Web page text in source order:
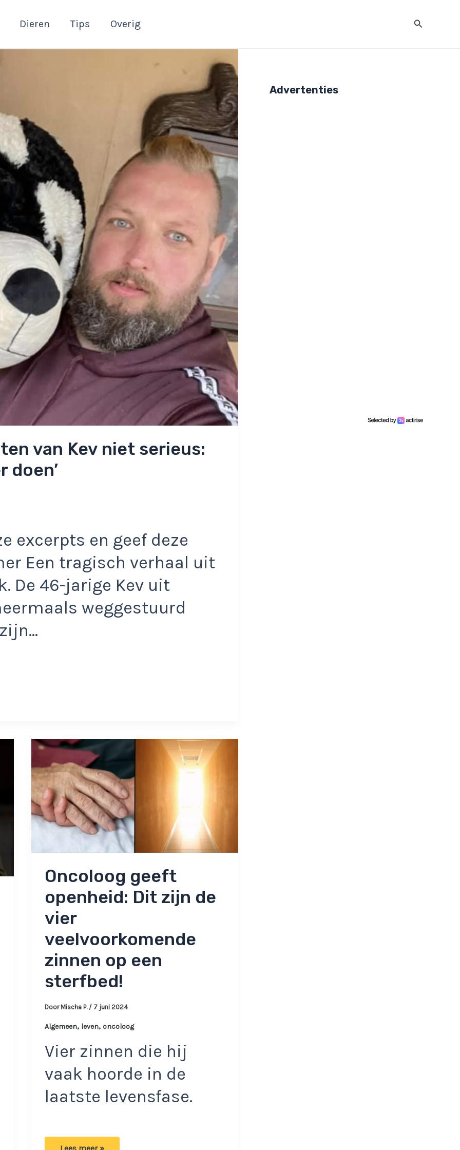
Dieren Tips Overig Zoeken
van Kev niet serieus:
doen’
excerpts en geef deze
Een tragisch verhaal uit
De 46-jarige Kev uit
weggestuurd
Oncoloog geeft
openheid: Dit zijn de
vier
veelvoorkomende
zinnen op een
sterfbed!
Door Mischa P. / 7 juni 2024
Algemeen, leven, oncoloog
Vier zinnen die hij
vaak hoorde in de
laatste levensfase.
Oncoloog
Lees meer »
Advertenties